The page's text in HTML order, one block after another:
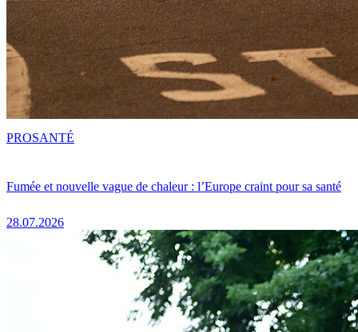
Fumée et nouvelle vague de chaleur : l’Europe craint pour sa santé
28.07.2026
PROSANTÉ